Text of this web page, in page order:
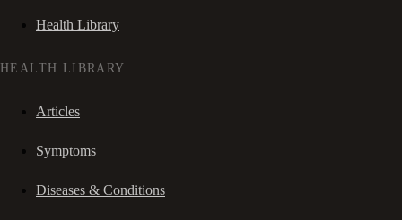
Health Library
HEALTH LIBRARY
Articles
Symptoms
Diseases & Conditions